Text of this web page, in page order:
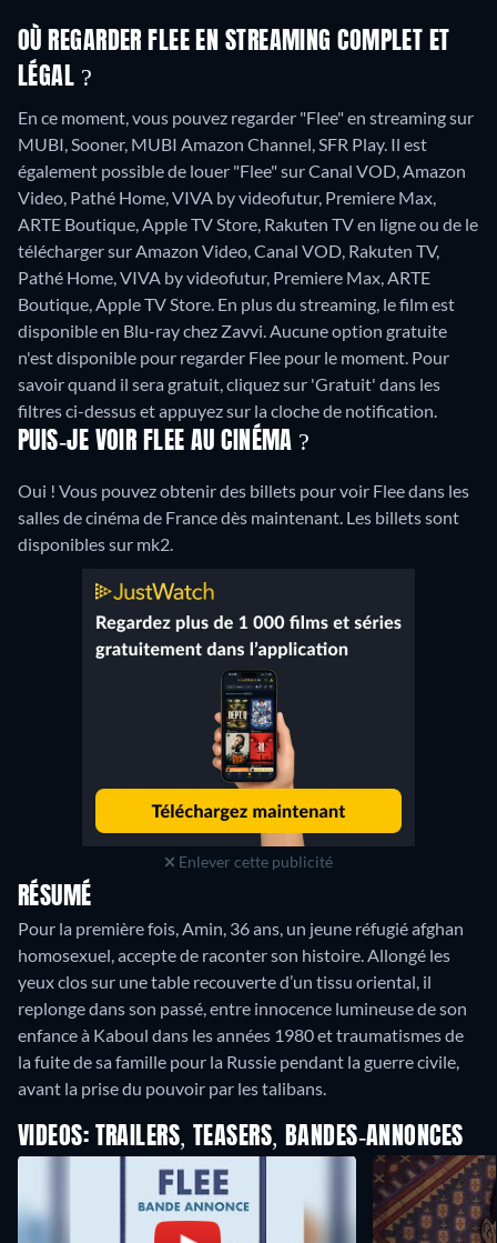
OÙ REGARDER FLEE EN STREAMING COMPLET ET
LÉGAL ?
En ce moment, vous pouvez regarder "Flee" en streaming sur
MUBI, Sooner, MUBI Amazon Channel, SFR Play. Il est
également possible de louer "Flee" sur Canal VOD, Amazon
Video, Pathé Home, VIVA by videofutur, Premiere Max,
ARTE Boutique, Apple TV Store, Rakuten TV en ligne ou de le
télécharger sur Amazon Video, Canal VOD, Rakuten TV,
Pathé Home, VIVA by videofutur, Premiere Max, ARTE
Boutique, Apple TV Store. En plus du streaming, le film est
disponible en Blu-ray chez Zavvi.Aucune option gratuite
n'est disponible pour regarder Flee pour le moment. Pour
savoir quand il sera gratuit, cliquez sur 'Gratuit' dans les
filtres ci-dessus et appuyez sur la cloche de notification.
PUIS-JE VOIR FLEE AU CINÉMA ?
Oui ! Vous pouvez obtenir des billets pour voir Flee dans les
salles de cinéma de France dès maintenant. Les billets sont
disponibles sur mk2.
Enlever cette publicité
RÉSUMÉ
Pour la première fois, Amin, 36 ans, un jeune réfugié afghan
homosexuel, accepte de raconter son histoire. Allongé les
yeux clos sur une table recouverte d’un tissu oriental, il
replonge dans son passé, entre innocence lumineuse de son
enfance à Kaboul dans les années 1980 et traumatismes de
la fuite de sa famille pour la Russie pendant la guerre civile,
avant la prise du pouvoir par les talibans.
VIDEOS: TRAILERS, TEASERS, BANDES-ANNONCES